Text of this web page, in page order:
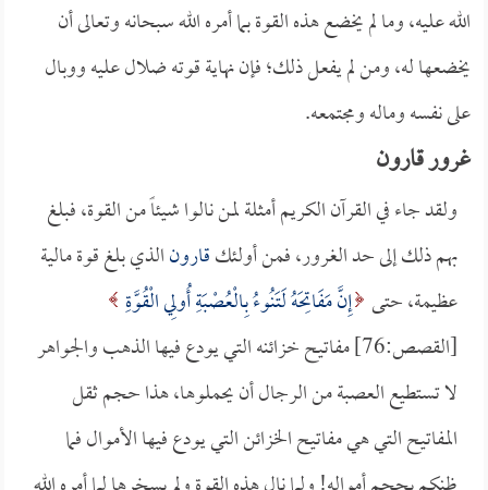
الله عليه، وما لم يخضع هذه القوة بما أمره الله سبحانه وتعالى أن
يخضعها له، ومن لم يفعل ذلك؛ فإن نهاية قوته ضلال عليه ووبال
على نفسه وماله ومجتمعه.
غرور قارون
ولقد جاء في القرآن الكريم أمثلة لمن نالوا شيئاً من القوة، فبلغ
بهم ذلك إلى حد الغرور، فمن أولئكقارونالذي بلغ قوة مالية
عظيمة، حتى إِنَّ مَفَاتِحَهُ لَتَنُوءُ بِالْعُصْبَةِ أُولِي الْقُوَّةِ
[القصص:76] مفاتيح خزائنه التي يودع فيها الذهب والجواهر
لا تستطيع العصبة من الرجال أن يحملوها، هذا حجم ثقل
المفاتيح التي هي مفاتيح الخزائن التي يودع فيها الأموال فما